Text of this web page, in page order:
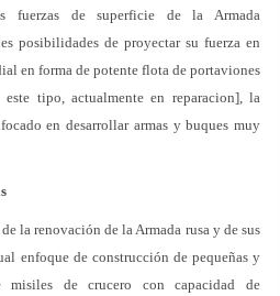
fuerzas de superficie de la Armada
posibilidades de proyectar su fuerza en
en forma de potente flota de portaviones
tipo, actualmente en reparacion], la
en desarrollar armas y buques muy
la renovación de la Armada rusa y de sus
enfoque de construcción de pequeñas y
misiles de crucero con capacidad de